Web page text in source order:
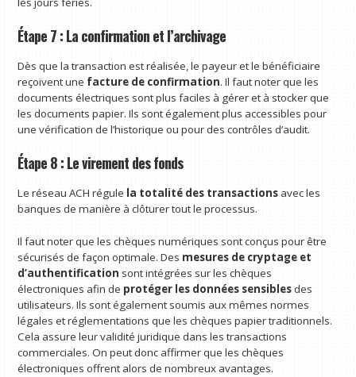
Étape 7 : La confirmation et l’archivage
Dès que la transaction est réalisée, le payeur et le bénéficiaire
reçoivent une facture de confirmation. Il faut noter que les
documents électriques sont plus faciles à gérer et à stocker que
les documents papier. Ils sont également plus accessibles pour
une vérification de l’historique ou pour des contrôles d’audit.
Étape 8 : Le virement des fonds
Le réseau ACH régule la totalité des transactions avec les
banques de manière à clôturer tout le processus.
Il faut noter que les chèques numériques sont conçus pour être
sécurisés de façon optimale. Des mesures de cryptage et
d’authentification sont intégrées sur les chèques
électroniques afin de protéger les données sensiblesdes
utilisateurs. Ils sont également soumis aux mêmes normes
légales et réglementations que les chèques papier traditionnels.
Cela assure leur validité juridique dans les transactions
commerciales. On peut donc affirmer que les chèques
électroniques offrent alors de nombreux avantages.